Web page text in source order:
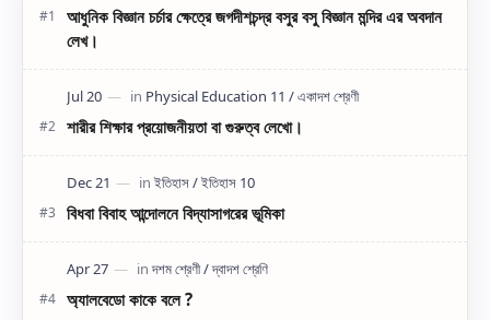
আধুনিক বিজ্ঞান চর্চার ক্ষেত্রে জগদীশচন্দ্র বসুর বসু বিজ্ঞান মন্দির এর অবদান
লেখ।
শারীর শিক্ষার প্রয়োজনীয়তা বা গুরুত্ব লেখো।
বিধবা বিবাহ আন্দোলনে বিদ্যাসাগরের ভূমিকা
অ্যালবেডো কাকে বলে ?